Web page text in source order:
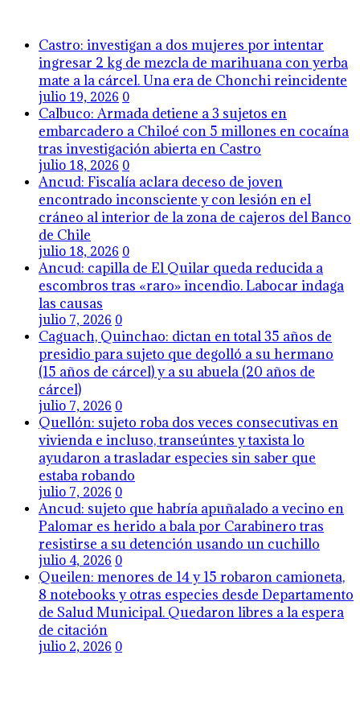
Castro: investigan a dos mujeres por intentar
ingresar 2 kg de mezcla de marihuana con yerba
mate a la cárcel. Una era de Chonchi reincidente
julio 19, 2026 0
Calbuco: Armada detiene a 3 sujetos en
embarcadero a Chiloé con 5 millones en cocaína
tras investigación abierta en Castro
julio 18, 2026 0
Ancud: Fiscalía aclara deceso de joven
encontrado inconsciente y con lesión en el
cráneo al interior de la zona de cajeros del Banco
de Chile
julio 18, 2026 0
Ancud: capilla de El Quilar queda reducida a
escombros tras «raro» incendio. Labocar indaga
las causas
julio 7, 2026 0
Caguach, Quinchao: dictan en total 35 años de
presidio para sujeto que degolló a su hermano
(15 años de cárcel) y a su abuela (20 años de
cárcel)
julio 7, 2026 0
Quellón: sujeto roba dos veces consecutivas en
vivienda e incluso, transeúntes y taxista lo
ayudaron a trasladar especies sin saber que
estaba robando
julio 7, 2026 0
Ancud: sujeto que habría apuñalado a vecino en
Palomar es herido a bala por Carabinero tras
resistirse a su detención usando un cuchillo
julio 4, 2026 0
Queilen: menores de 14 y 15 robaron camioneta,
8 notebooks y otras especies desde Departamento
de Salud Municipal. Quedaron libres a la espera
de citación
julio 2, 2026 0